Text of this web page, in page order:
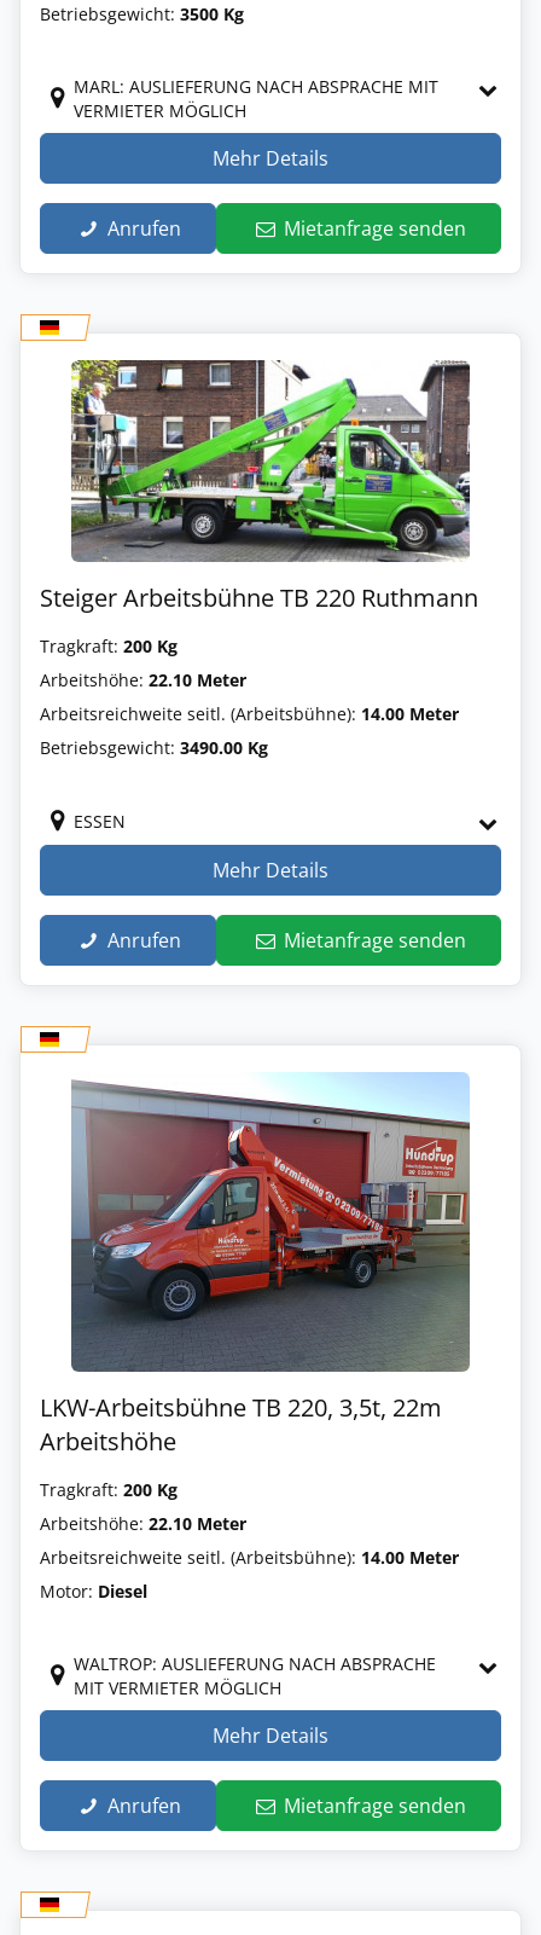
Betriebsgewicht: 3500 Kg
MARL: AUSLIEFERUNG NACH ABSPRACHE MIT
VERMIETER MÖGLICH
Mehr Details
Anrufen Mietanfrage senden
Steiger Arbeitsbühne TB 220 Ruthmann
Tragkraft: 200 Kg
Arbeitshöhe: 22.10 Meter
Arbeitsreichweite seitl. (Arbeitsbühne): 14.00 Meter
Betriebsgewicht: 3490.00 Kg
ESSEN
Mehr Details
Anrufen Mietanfrage senden
LKW-Arbeitsbühne TB 220, 3,5t, 22m
Arbeitshöhe
Tragkraft: 200 Kg
Arbeitshöhe: 22.10 Meter
Arbeitsreichweite seitl. (Arbeitsbühne): 14.00 Meter
Motor: Diesel
WALTROP: AUSLIEFERUNG NACH ABSPRACHE
MIT VERMIETER MÖGLICH
Mehr Details
Anrufen Mietanfrage senden